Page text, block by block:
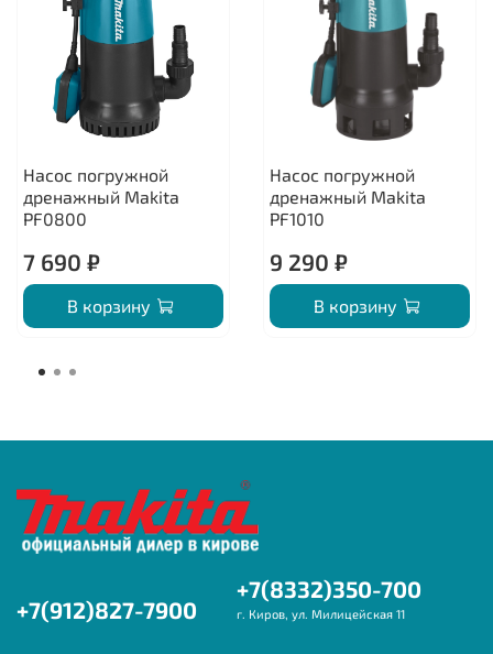
Насос погружной
дренажный Makita
PF0800
7 690 ₽
В корзину
Насос погружной
дренажный Makita
PF1010
9 290 ₽
В корзину
+7(912)827-7900
+7(8332)350-700
г. Киров, ул. Милицейская 11